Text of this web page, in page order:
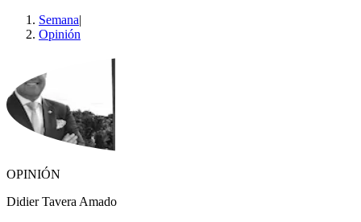
Semana|
Opinión
OPINIÓN
Didier Tavera Amado